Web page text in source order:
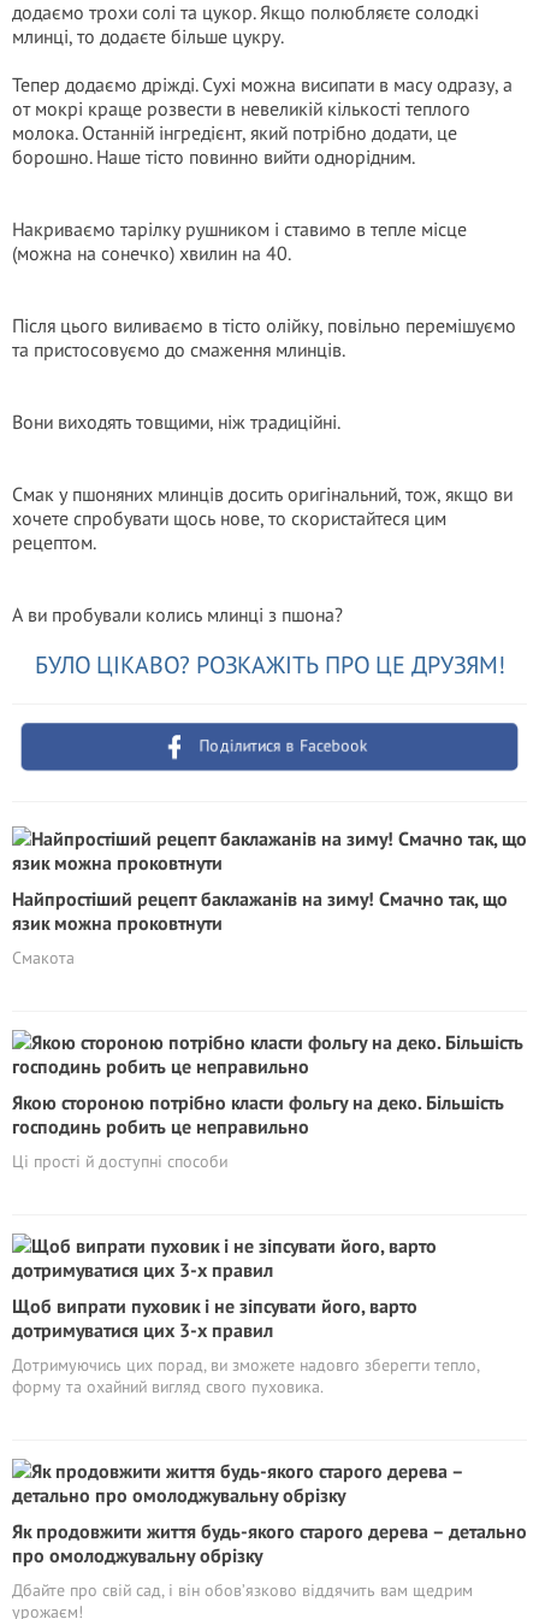
додаємо трохи солі та цукор. Якщо полюбляєте солодкі
млинці, то додаєте більше цукру.
Тепер додаємо дріжді. Сухі можна висипати в масу одразу, а
от мокрі краще розвести в невеликій кількості теплого
молока. Останній інгредієнт, який потрібно додати, це
борошно. Наше тісто повинно вийти однорідним.
Накриваємо тарілку рушником і ставимо в тепле місце
(можна на сонечко) хвилин на 40.
Після цього виливаємо в тісто олійку, повільно перемішуємо
та пристосовуємо до смаження млинців.
Вони виходять товщими, ніж традиційні.
Смак у пшоняних млинців досить оригінальний, тож, якщо ви
хочете спробувати щось нове, то скористайтеся цим
рецептом.
А ви пробували колись млинці з пшона?
БУЛО ЦІКАВО? РОЗКАЖІТЬ ПРО ЦЕ ДРУЗЯМ!
Поділитися в Facebook
Найпростіший рецепт баклажанів на зиму! Смачно так, що
язик можна проковтнути
Смакота
Якою стороною потрібно класти фольгу на деко. Більшість
господинь робить це неправильно
Ці прості й доступні способи
Щоб випрати пуховик і не зіпсувати його, варто
дотримуватися цих 3-х правил
Дотримуючись цих порад, ви зможете надовго зберегти тепло,
форму та охайний вигляд свого пуховика.
Як продовжити життя будь-якого старого дерева – детально
про омолоджувальну обрізку
Дбайте про свій сад, і він обов’язково віддячить вам щедрим
урожаєм!